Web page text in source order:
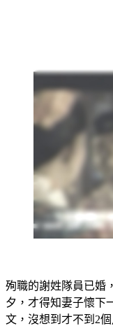
殉職的謝姓隊員已婚
夕，才得知妻子懷下
文，沒想到才不到2